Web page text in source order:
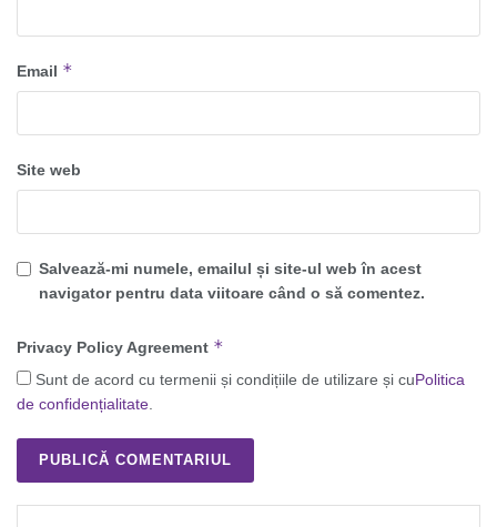
Email *
Site web
Salvează-mi numele, emailul și site-ul web în acest
navigator pentru data viitoare când o să comentez.
Privacy Policy Agreement *
Sunt de acord cu termenii și condițiile de utilizare și cuPolitica
de confidențialitate.